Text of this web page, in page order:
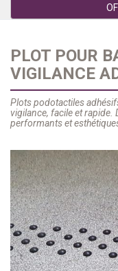
PLOT POUR
VIGILANCE
Plots podotactiles
vigilance, facile et rapide.
performants et